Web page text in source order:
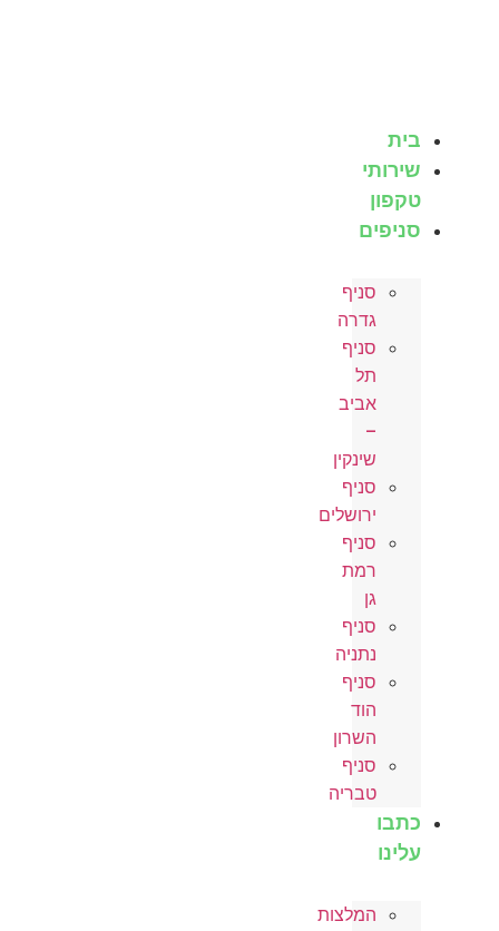
בית
שירותי
טקפון
סניפים
סניף
גדרה
סניף
תל
אביב
–
שינקין
סניף
ירושלים
סניף
רמת
גן
סניף
נתניה
סניף
הוד
השרון
סניף
טבריה
כתבו
עלינו
המלצות